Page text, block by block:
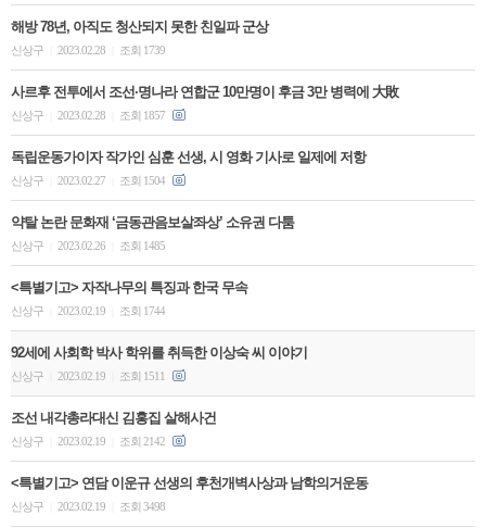
해방 78년, 아직도 청산되지 못한 친일파 군상
신상구 2023.02.28 조회 1739
사르후 전투에서 조선·명나라 연합군 10만명이 후금 3만 병력에 大敗
신상구 2023.02.28 조회 1857
독립운동가이자 작가인 심훈 선생, 시 영화 기사로 일제에 저항
신상구 2023.02.27 조회 1504
약탈 논란 문화재 ‘금동관음보살좌상’ 소유권 다툼
신상구 2023.02.26 조회 1485
<특별기고> 자작나무의 특징과 한국 무속
신상구 2023.02.19 조회 1744
92세에 사회학 박사 학위를 취득한 이상숙 씨 이야기
신상구 2023.02.19 조회 1511
조선 내각총라대신 김홍집 살해사건
신상구 2023.02.19 조회 2142
<특별기고> 연담 이운규 선생의 후천개벽사상과 남학의거운동
신상구 2023.02.19 조회 3498